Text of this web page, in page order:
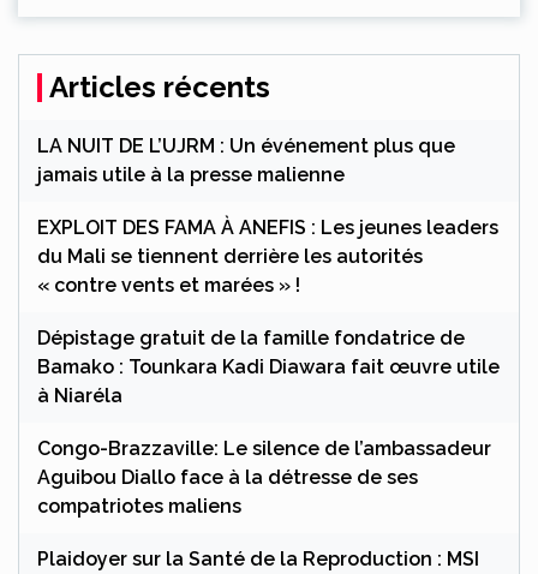
Articles récents
LA NUIT DE L’UJRM : Un événement plus que
jamais utile à la presse malienne
EXPLOIT DES FAMA À ANEFIS : Les jeunes leaders
du Mali se tiennent derrière les autorités
« contre vents et marées » !
Dépistage gratuit de la famille fondatrice de
Bamako : Tounkara Kadi Diawara fait œuvre utile
à Niaréla
Congo-Brazzaville: Le silence de l’ambassadeur
Aguibou Diallo face à la détresse de ses
compatriotes maliens
Plaidoyer sur la Santé de la Reproduction : MSI